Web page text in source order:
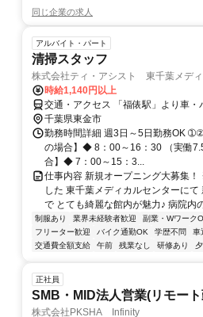
同じ企業の求人
アルバイト・パート
清掃スタッフ
株式会社ティ・アシスト 東千葉メデ
時給1,140円以上
交通・アクセス 「福俵駅」より車・
千葉県東金市
勤務時間詳細 週3日～5日勤務OK
の場合】◆ 8：00～16：30 （実働
合】◆ 7：00～15：3...
仕事内容 新規オープニング大募集
した 東千葉メディカルセンターに
で とても綺麗な館内が魅力♪ 病院内
制服あり 業界未経験者歓迎 副業・Wワーク
フリーター歓迎
バイク通勤OK 学歴不問 車
交通費全額支給
午前 残業なし 研修あり
正社員
SMB・MID法人営業(リモー
株式会社PKSHA Infinity